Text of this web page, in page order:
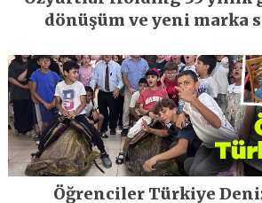
dönüşüm ve yeni marka
Öğrenciler Türkiye